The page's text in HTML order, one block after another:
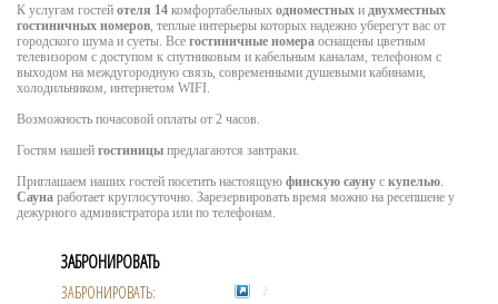
К услугам гостей отеля 14 комфортабельных одноместных и двухместных
гостиничных номеров , теплые интерьеры которых надежно уберегут вас от
городского шума и суеты. Все гостиничные номера оснащены цветным
телевизором с доступом к спутниковым и кабельным каналам, телефоном с
выходом на междугородную связь, современными душевыми кабинами,
холодильником, интернетом WIFI.
Возможность почасовой оплаты от 2 часов.
Гостям нашей гостиницы предлагаются завтраки.
Приглашаем наших гостей посетить настоящую финскую сауну с купелью
Сауна работает круглосуточно. Зарезервировать время можно на ресепшене у
дежурного администратора или по телефонам.
ЗАБРОНИРОВАТЬ
ЗАБРОНИРОВАТЬ: 2